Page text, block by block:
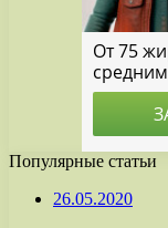
Популярные статьи
26.05.2020